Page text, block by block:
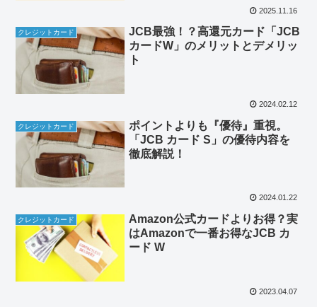
2025.11.16
クレジットカード
JCB最強！？高還元カード「JCB
カードW」のメリットとデメリッ
ト
2024.02.12
クレジットカード
ポイントよりも『優待』重視。
「JCB カード S」の優待内容を
徹底解説！
2024.01.22
クレジットカード
Amazon公式カードよりお得？実
はAmazonで一番お得なJCB カ
ード W
2023.04.07